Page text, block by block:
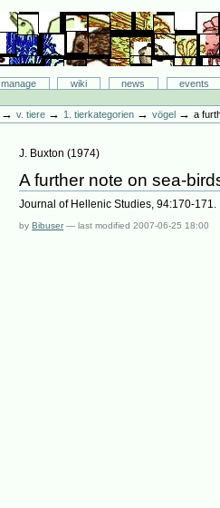
manage wiki news
events
→v. tiere →1. tierkategorien →vögel →a
J. Buxton (1974)
A further note on sea-
Journal of Hellenic Studies, 94:170-171.
byBibuser —last modified2007-06-25 18:00